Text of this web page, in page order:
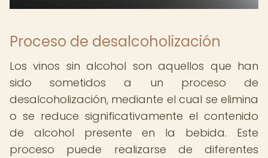
Proceso de desalcoholización
Los vinos sin alcohol son aquellos que han
sido sometidos a un proceso de
desalcoholización, mediante el cual se elimina
o se reduce significativamente el contenido
de alcohol presente en la bebida. Este
proceso puede realizarse de diferentes